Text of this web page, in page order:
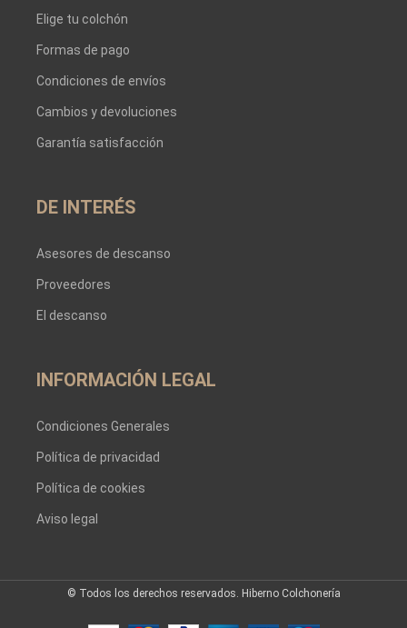
Elige tu colchón
Formas de pago
Condiciones de envíos
Cambios y devoluciones
Garantía satisfacción
DE INTERÉS
Asesores de descanso
Proveedores
El descanso
INFORMACIÓN LEGAL
Condiciones Generales
Política de privacidad
Política de cookies
Aviso legal
© Todos los derechos reservados. Hiberno Colchonería